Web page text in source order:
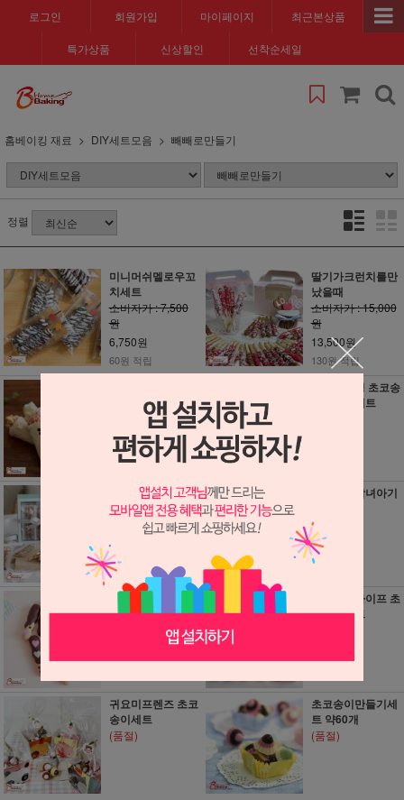
로그인 회원가입 마이페이지 최근본상품
특가상품 신상할인 선착순세일
홈베이킹 재료 DIY세트모음 빼빼로만들기
정렬
미니머쉬멜로우꼬
치세트
소비자가 : 7,500
원
6,750원
60원 적립
딸기가크런치를만
났을때
소비자가 : 15,000
원
13,500원
130원 적립
세트(미니콘과자
(품절)
맛있는표정 초코송
이나누미세트
딜리셔스크런치 민
트상자세트
천사따봉남녀아기
(품절)
얼굴모양 꼬마과자
세트
커플스트라이프 초
코송이세트
귀요미프렌즈 초코
송이세트
(품절)
초코송이만들기세
트 약60개
(품절)